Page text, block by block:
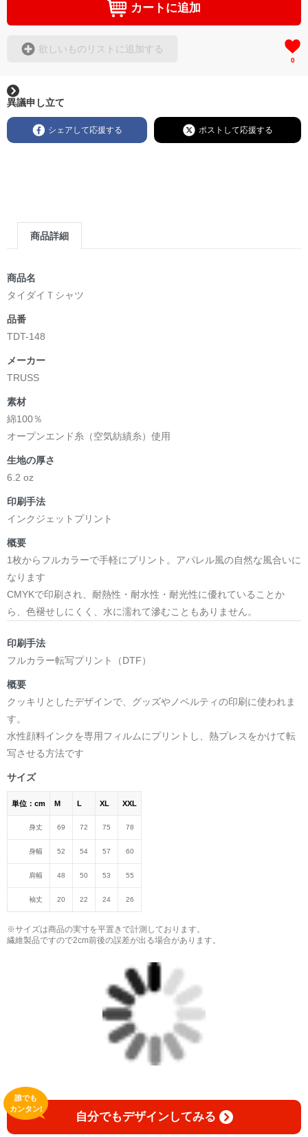
カートに追加
欲しいものリストに追加する
0
異議申し立て
シェアして応援する ポストして応援する
商品詳細
商品名
タイダイＴシャツ
品番
TDT-148
メーカー
TRUSS
素材
綿100％
オープンエンド糸（空気紡績糸）使用
生地の厚さ
6.2 oz
印刷手法
インクジェットプリント
概要
1枚からフルカラーで手軽にプリント。アパレル風の自然な風合いに
なります
CMYKで印刷され、耐熱性・耐水性・耐光性に優れていることか
ら、色褪せしにくく、水に濡れて滲むこともありません。
印刷手法
フルカラー転写プリント（DTF）
概要
クッキリとしたデザインで、グッズやノベルティの印刷に使われま
す。
水性顔料インクを専用フィルムにプリントし、熱プレスをかけて転
写させる方法です
サイズ
単位：cm M L XL XXL
身丈 69 72 75 78
身幅 52 54 57 60
肩幅 48 50 53 55
袖丈 20 22 24 26
※サイズは商品の実寸を平置きで計測しております。
繊維製品ですので2cm前後の誤差が出る場合があります。
自分でもデザインしてみる
誰でも
カンタン!